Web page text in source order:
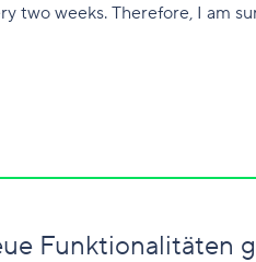
two weeks. Therefore, I am
Funktionalitäten